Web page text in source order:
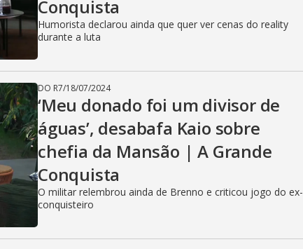
Conquista
Humorista declarou ainda que quer ver cenas do reality
durante a luta
DO R7/18/07/2024
‘Meu donado foi um divisor de
águas’, desabafa Kaio sobre
chefia da Mansão | A Grande
Conquista
O militar relembrou ainda de Brenno e criticou jogo do ex-
conquisteiro